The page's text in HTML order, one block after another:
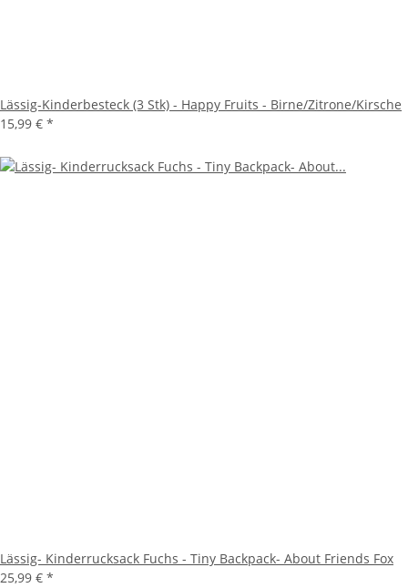
Lässig-Kinderbesteck (3 Stk) - Happy Fruits - Birne/Zitrone/Kirsche
15,99 € *
Lässig- Kinderrucksack Fuchs - Tiny Backpack- About Friends Fox
25,99 € *